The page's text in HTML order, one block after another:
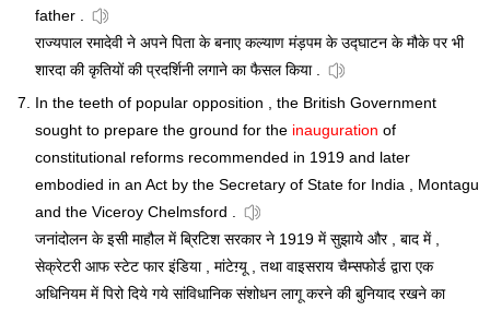
father .
राज्यपाल रमादेवी ने अपने पिता के बनाए कल्याण मंड़पम के उद्घाटन के मौके पर भी
शारदा की कृतियों की प्रदर्शिनी लगाने का फैसल किया .
In the teeth of popular opposition , the British Government
sought to prepare the ground for the inauguration of
constitutional reforms recommended in 1919 and later
embodied in an Act by the Secretary of State for India , Montagu
and the Viceroy Chelmsford .
जनांदोलन के इसी माहौल में ब्रिटिश सरकार ने 1919 में सुझाये और , बाद में ,
सेक्रेटरी आफ स्टेट फार इंडिया , मांटेग़्यू , तथा वाइसराय चैम्सफोर्ड द्वारा एक
अधिनियम में पिरो दिये गये सांविधानिक संशोधन लागू करने की बुनियाद रखने का